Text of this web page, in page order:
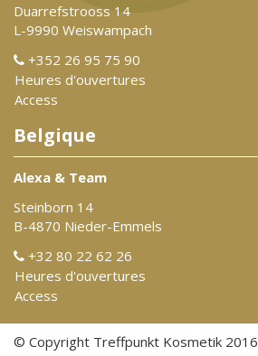
Duarrefstrooss 14
L-9990 Weiswampach
+352 26 95 75 90
Heures d'ouvertures
Access
Belgique
Alexa & Team
Steinborn 14
B-4870 Nieder-Emmels
+32 80 22 62 26
Heures d'ouvertures
Access
© Copyright Treffpunkt Kosmetik 2016